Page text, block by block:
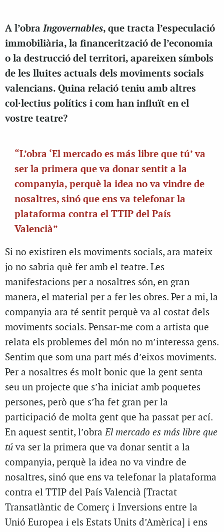
A l’obraIngovernables, que tracta l’especulació
immobiliària, la financerització de l’economia
o la destrucció del territori, apareixen símbols
de les lluites actuals dels moviments socials
valencians. Quina relació teniu amb altres
col·lectius polítics i com han influït en el
vostre teatre?
“L’obra ‘El mercado es más libre que tú’ va
ser la primera que va donar sentit a la
companyia, perquè la idea no va vindre de
nosaltres, sinó que ens va telefonar la
plataforma contra el TTIP del País
Valencià”
Si no existiren els moviments socials, ara mateix
jo no sabria què fer amb el teatre. Les
manifestacions per a nosaltres són, en gran
manera, el material per a fer les obres. Per a mi, la
companyia ara té sentit perquè va al costat dels
moviments socials. Pensar-me com a artista que
relata els problemes del món no m’interessa gens.
Sentim que som una part més d’eixos moviments.
Per a nosaltres és molt bonic que la gent senta
seu un projecte que s’ha iniciat amb poquetes
persones, però que s’ha fet gran per la
participació de molta gent que ha passat per ací.
En aquest sentit, l’obraEl mercado es más libre que
túva ser la primera que va donar sentit a la
companyia, perquè la idea no va vindre de
nosaltres, sinó que ens va telefonar la plataforma
contra el TTIP del País Valencià [Tractat
Transatlàntic de Comerç i Inversions entre la
Unió Europea i els Estats Units d’Amèrica] i ens